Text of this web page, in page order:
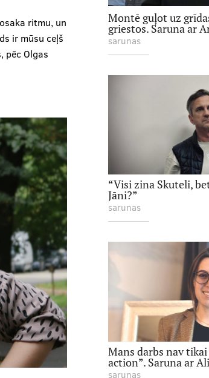
ritmu, un
ir mūsu ceļš
pēc Olgas
Montē guļot uz
griestos. Saruna ar
sarunas
“Visi zina Skuteli,
Jāni?”
sarunas
Mans darbs nav
action”. Saruna ar
sarunas